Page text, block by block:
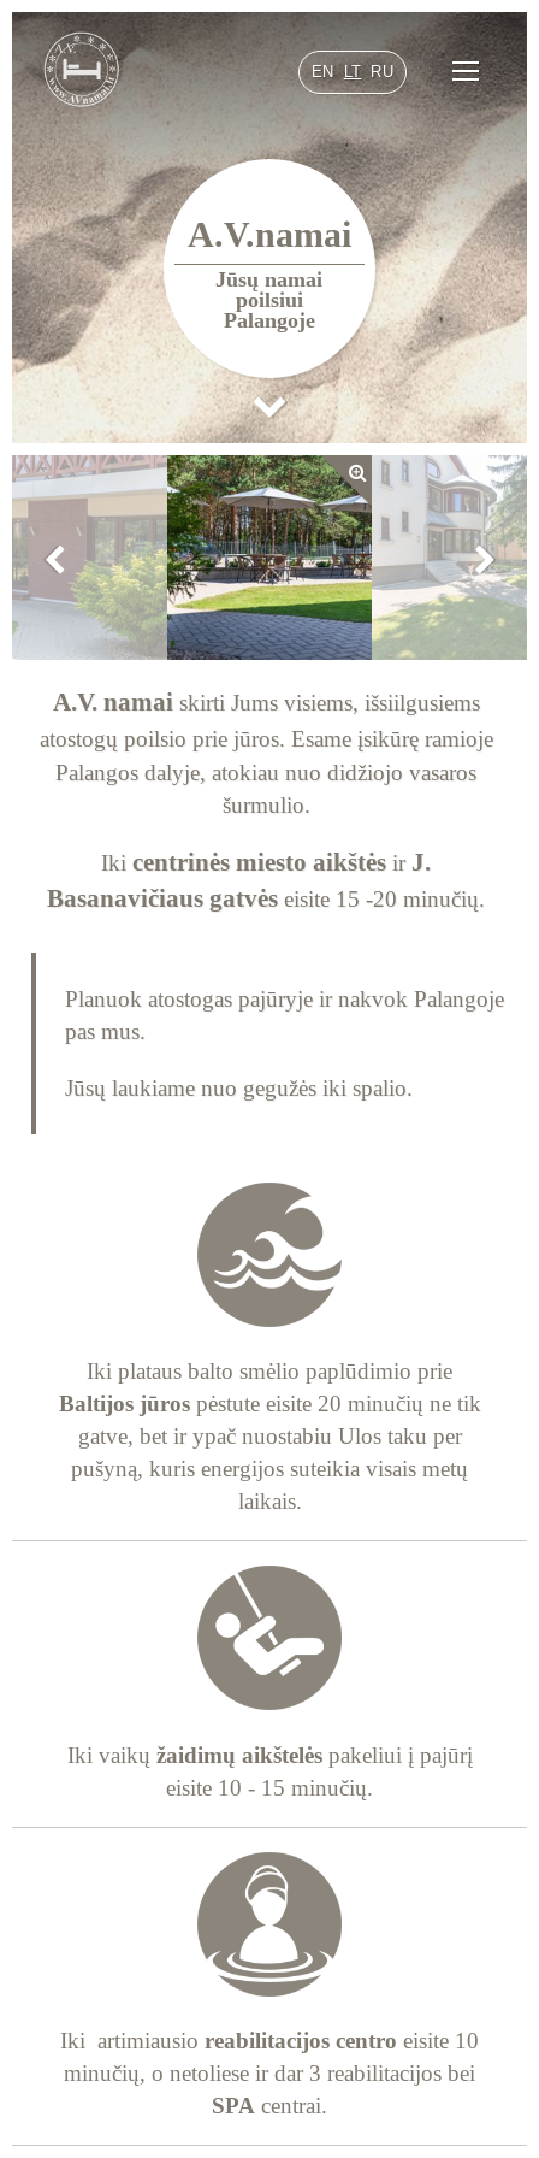
EN LT RU
A.V.namai
Jūsų namai
poilsiui
Palangoje
A.V. namai skirti Jums visiems, išsiilgusiems
atostogų poilsio prie jūros. Esame įsikūrę ramioje
Palangos dalyje, atokiau nuo didžiojo vasaros
šurmulio.
Iki centrinės miesto aikštės ir J.
Basanavičiaus gatvės eisite 15 -20 minučių.
Planuok atostogas pajūryje ir nakvok Palangoje
pas mus.
Jūsų laukiame nuo gegužės iki spalio.
Iki plataus balto smėlio paplūdimio prie
Baltijos jūrospėstute eisite 20 minučių ne tik
gatve, bet ir ypač nuostabiu Ulos taku per
pušyną, kuris energijos suteikia visais metų
laikais.
Iki vaikų žaidimų aikštelėspakeliui į pajūrį
eisite 10 - 15 minučių.
Iki artimiausio reabilitacijos centro eisite 10
minučių, o netoliese ir dar 3 reabilitacijos bei
SPA centrai.